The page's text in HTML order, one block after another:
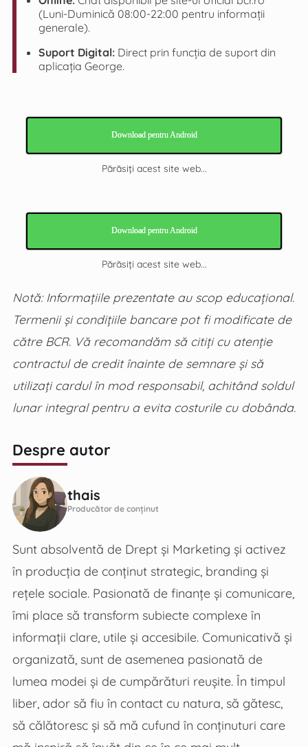
(Luni-Duminică 08:00-22:00 pentru informații
generale).
Suport Digital:Direct prin funcția de suport din
aplicația George.
Download pentru Android
Părăsiți acest site web...
Download pentru Android
Părăsiți acest site web...
Notă: Informațiile prezentate au scop educațional.
Termenii și condițiile bancare pot fi modificate de
către BCR. Vă recomandăm să citiți cu atenție
contractul de credit înainte de semnare și să
utilizați cardul în mod responsabil, achitând soldul
lunar integral pentru a evita costurile cu dobânda.
Despre autor
thais
Producător de conținut
Sunt absolventă de Drept și Marketing și activez
în producția de conținut strategic, branding și
rețele sociale. Pasionată de finanțe și comunicare,
îmi place să transform subiecte complexe în
informații clare, utile și accesibile. Comunicativă și
organizată, sunt de asemenea pasionată de
lumea modei și de cumpărături reușite. În timpul
liber, ador să fiu în contact cu natura, să gătesc,
să călătoresc și să mă cufund în conținuturi care